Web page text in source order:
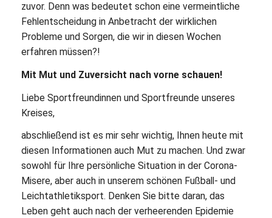
zuvor. Denn was bedeutet schon eine vermeintliche
Fehlentscheidung in Anbetracht der wirklichen
Probleme und Sorgen, die wir in diesen Wochen
erfahren müssen?!
Mit Mut und Zuversicht nach vorne schauen!
Liebe Sportfreundinnen und Sportfreunde unseres
Kreises,
abschließend ist es mir sehr wichtig, Ihnen heute mit
diesen Informationen auch Mut zu machen. Und zwar
sowohl für Ihre persönliche Situation in der Corona-
Misere, aber auch in unserem schönen Fußball- und
Leichtathletiksport. Denken Sie bitte daran, das
Leben geht auch nach der verheerenden Epidemie